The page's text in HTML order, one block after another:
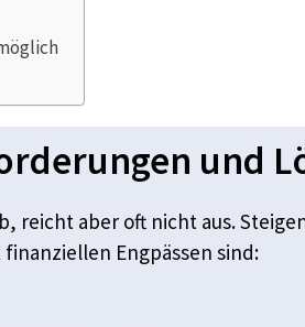
und
reicht aber oft nicht aus.
Engpässen sind: